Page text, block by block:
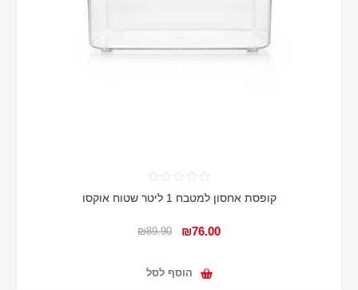
קופסת אחסון למטבח 1 ליטר שטוח אוקסו
₪76.00
₪89.90
הוסף לסל